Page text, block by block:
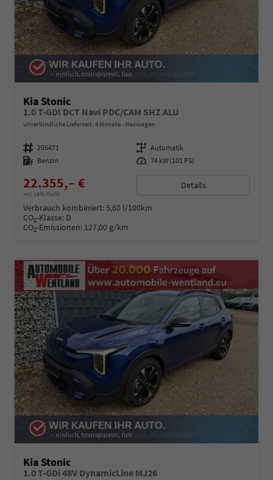
Kia Stonic
1.0 T-GDI DCT Navi PDC/CAM SHZ ALU
unverbindliche Lieferzeit: 4 Monate Neuwagen
Fahrzeugnummer 205471 Getriebe Automatik
Kraftstoff Benzin Leistung 74 kW (101 PS)
22.355,– €
incl. 19% MwSt.
Details
Verbrauch kombiniert:5,60 l/100km
CO2-Klasse: D
CO2-Emissionen: 127,00 g/km
Kia Stonic
1.0 T-GDi 48V DynamicLine MJ26